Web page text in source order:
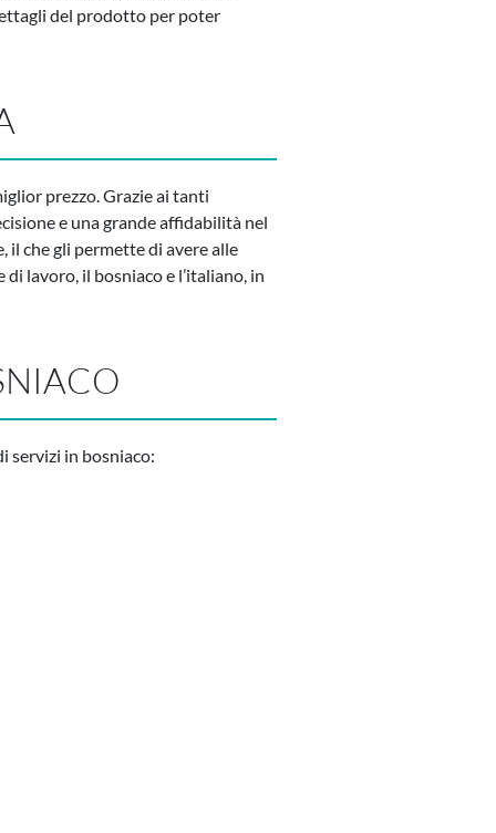
del prodotto per poter
prezzo. Grazie ai tanti
e una grande affidabilità nel
che gli permette di avere alle
lavoro, il bosniaco e l’italiano, in
servizi in bosniaco: